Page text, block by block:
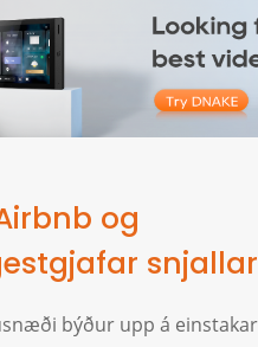
og
býður upp á